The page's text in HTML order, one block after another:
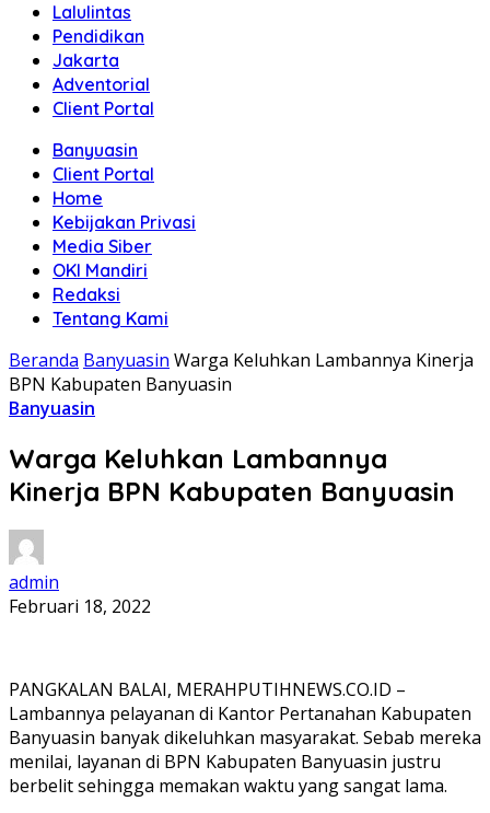
Lalulintas
Pendidikan
Jakarta
Adventorial
Client Portal
Banyuasin
Client Portal
Home
Kebijakan Privasi
Media Siber
OKI Mandiri
Redaksi
Tentang Kami
Beranda Banyuasin Warga Keluhkan Lambannya Kinerja
BPN Kabupaten Banyuasin
Banyuasin
Warga Keluhkan Lambannya
Kinerja BPN Kabupaten Banyuasin
admin
Februari 18, 2022
PANGKALAN BALAI, MERAHPUTIHNEWS.CO.ID –
Lambannya pelayanan di Kantor Pertanahan Kabupaten
Banyuasin banyak dikeluhkan masyarakat. Sebab mereka
menilai, layanan di BPN Kabupaten Banyuasin justru
berbelit sehingga memakan waktu yang sangat lama.